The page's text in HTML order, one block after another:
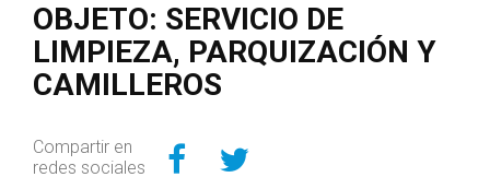
OBJETO: SERVICIO DE
LIMPIEZA, PARQUIZACIÓN Y
CAMILLEROS
Compartir en
redes sociales
Compartir en
Compartir en